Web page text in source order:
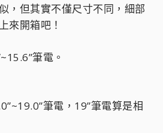
，但其實不僅尺寸不同，細部
來開箱吧！
筆電。
筆電，19”筆電算是相